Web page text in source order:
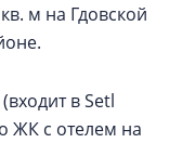
м на Гдовской
в Setl
ЖК с отелем на